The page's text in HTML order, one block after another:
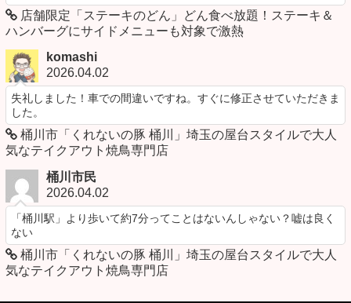
店舗限定「ステーキのどん」どん食べ放題！ステーキ＆
ハンバーグにサイドメニューも対象で激熱
komashi
2026.04.02
失礼しました！車での間違いですね。すぐに修正させていただきま
した。
桶川市「くれないの豚 桶川」埼玉の屋台スタイルで大人
気なテイクアウト焼鳥専門店
桶川市民
2026.04.02
「桶川駅」より歩いて約7分ってことはないんしゃない？嘘は良く
ない
桶川市「くれないの豚 桶川」埼玉の屋台スタイルで大人
気なテイクアウト焼鳥専門店